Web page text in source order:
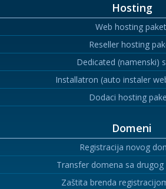
Hosting
Web hosting
Reseller hosting
Dedicated (namenski)
Installatron (auto instaler
Dodaci hosting
Domeni
Registracija novog
Transfer domena sa
Zaštita brenda